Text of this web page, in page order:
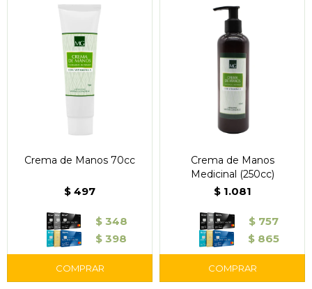
Crema de Manos 70cc
$ 497
$ 348
$ 398
Crema de Manos
Medicinal (250cc)
$ 1.081
$ 757
$ 865